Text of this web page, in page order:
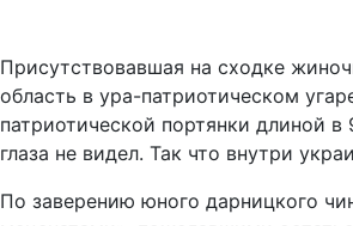
Присутствовавшая на сходке
область в ура-патриотическом
патриотической портянки длиной
глаза не видел. Так что внутри
По заверению юного дарницкого